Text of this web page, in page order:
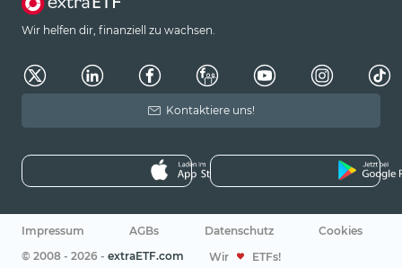
Wir helfen dir, finanziell zu wachsen.
Kontaktiere uns!
Impressum AGBs Datenschutz
Cookies
© 2008 - 2026 - extraETF.com Wir ETFs!